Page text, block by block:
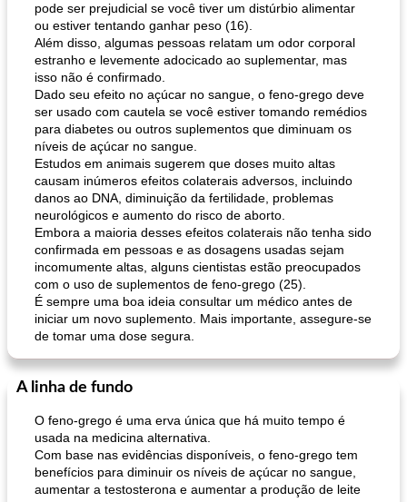
muffins de farelo de harriet sopa de lentilha líbia
pode ser prejudicial se você tiver um distúrbio alimentar
ou estiver tentando ganhar peso (16).
Além disso, algumas pessoas relatam um odor corporal
estranho e levemente adocicado ao suplementar, mas
isso não é confirmado.
Dado seu efeito no açúcar no sangue, o feno-grego deve
ser usado com cautela se você estiver tomando remédios
para diabetes ou outros suplementos que diminuam os
níveis de açúcar no sangue.
Estudos em animais sugerem que doses muito altas
causam inúmeros efeitos colaterais adversos, incluindo
danos ao DNA, diminuição da fertilidade, problemas
neurológicos e aumento do risco de aborto.
Embora a maioria desses efeitos colaterais não tenha sido
confirmada em pessoas e as dosagens usadas sejam
incomumente altas, alguns cientistas estão preocupados
com o uso de suplementos de feno-grego (25).
É sempre uma boa ideia consultar um médico antes de
iniciar um novo suplemento. Mais importante, assegure-se
de tomar uma dose segura.
A linha de fundo
O feno-grego é uma erva única que há muito tempo é
usada na medicina alternativa.
Com base nas evidências disponíveis, o feno-grego tem
benefícios para diminuir os níveis de açúcar no sangue,
aumentar a testosterona e aumentar a produção de leite